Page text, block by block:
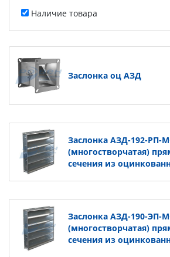
Наличие товара
Заслонка оц АЗД
Заслонка АЗД-192-РП-
(многостворчатая)
сечения из
Заслонка АЗД-190-ЭП-
(многостворчатая)
сечения из